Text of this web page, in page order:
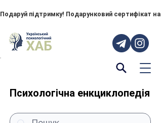
Подаруй підтримку! Подарунковий сертифікат
Психологічна енкциклопедія